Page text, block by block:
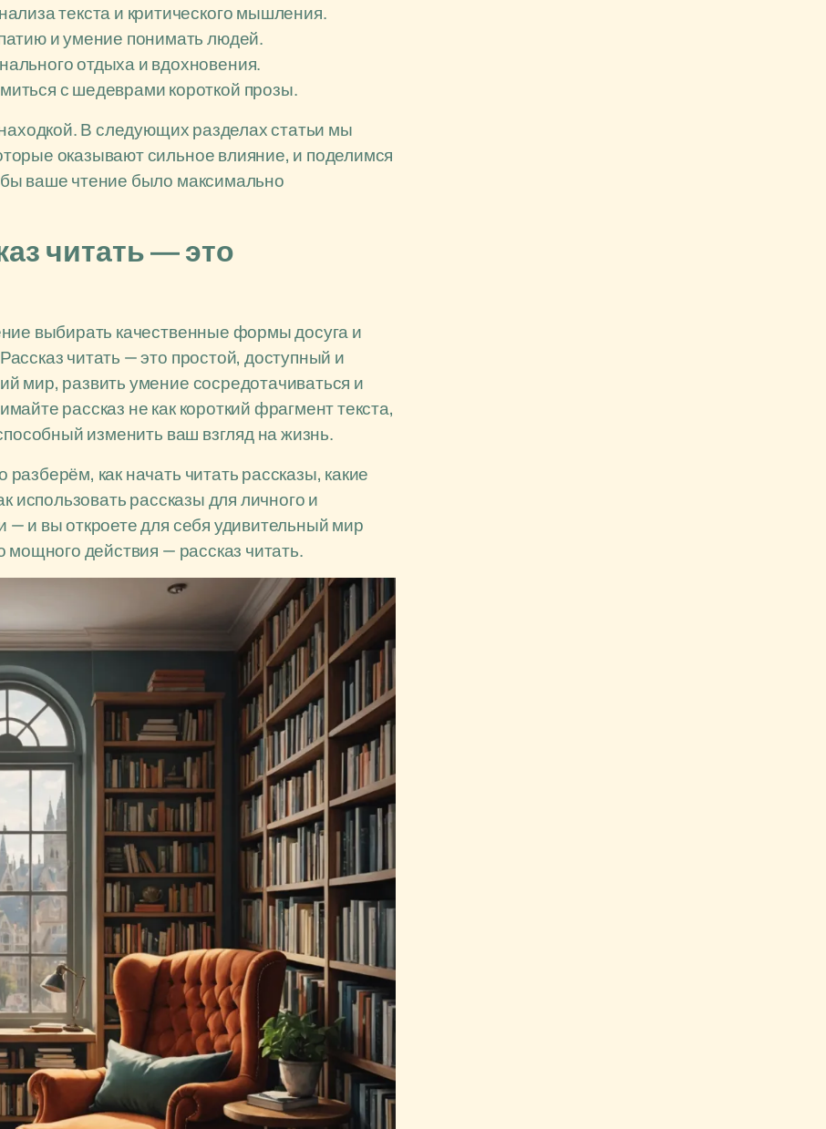
текста и критического мышления.
и умение понимать людей.
отдыха и вдохновения.
с шедеврами короткой прозы.
В следующих разделах статьи мы
оказывают сильное влияние, и поделимся
ваше чтение было максимально
читать — это
выбирать качественные формы досуга и
читать — это простой, доступный и
мир, развить умение сосредотачиваться и
рассказ не как короткий фрагмент текста,
изменить ваш взгляд на жизнь.
как начать читать рассказы, какие
использовать рассказы для личного и
и вы откроете для себя удивительный мир
мощного действия — рассказ читать.